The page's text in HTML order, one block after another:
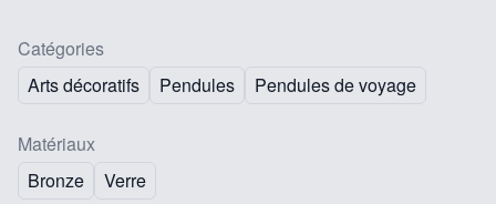
Catégories
Arts décoratifs
Pendules Pendules de voyage
Matériaux
Bronze
Verre